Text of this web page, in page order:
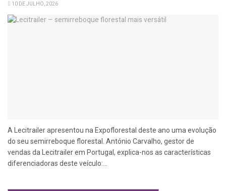
10 DE JULHO, 2026
A Lecitrailer apresentou na Expoflorestal deste ano uma evolução
do seu semirreboque florestal. António Carvalho, gestor de
vendas da Lecitrailer em Portugal, explica-nos as características
diferenciadoras deste veículo:...